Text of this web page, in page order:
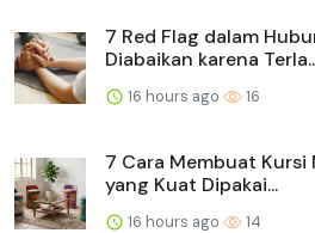
7 Red Flag dalam
Diabaikan karena
16 hours ago 16
7 Cara Membuat Kursi
yang Kuat Dipakai...
16 hours ago 14